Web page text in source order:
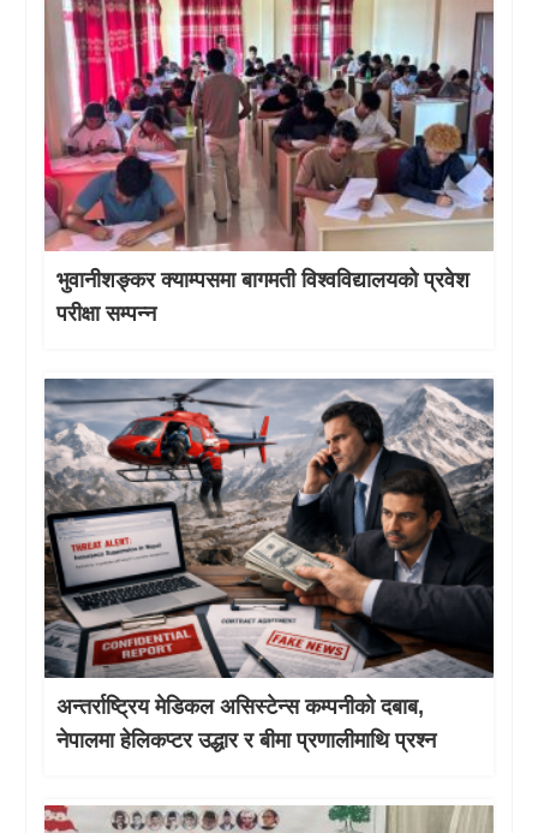
भुवानीशङ्कर क्याम्पसमा बागमती विश्वविद्यालयको प्रवेश
परीक्षा सम्पन्न
अन्तर्राष्ट्रिय मेडिकल असिस्टेन्स कम्पनीको दबाब,
नेपालमा हेलिकप्टर उद्धार र बीमा प्रणालीमाथि प्रश्न